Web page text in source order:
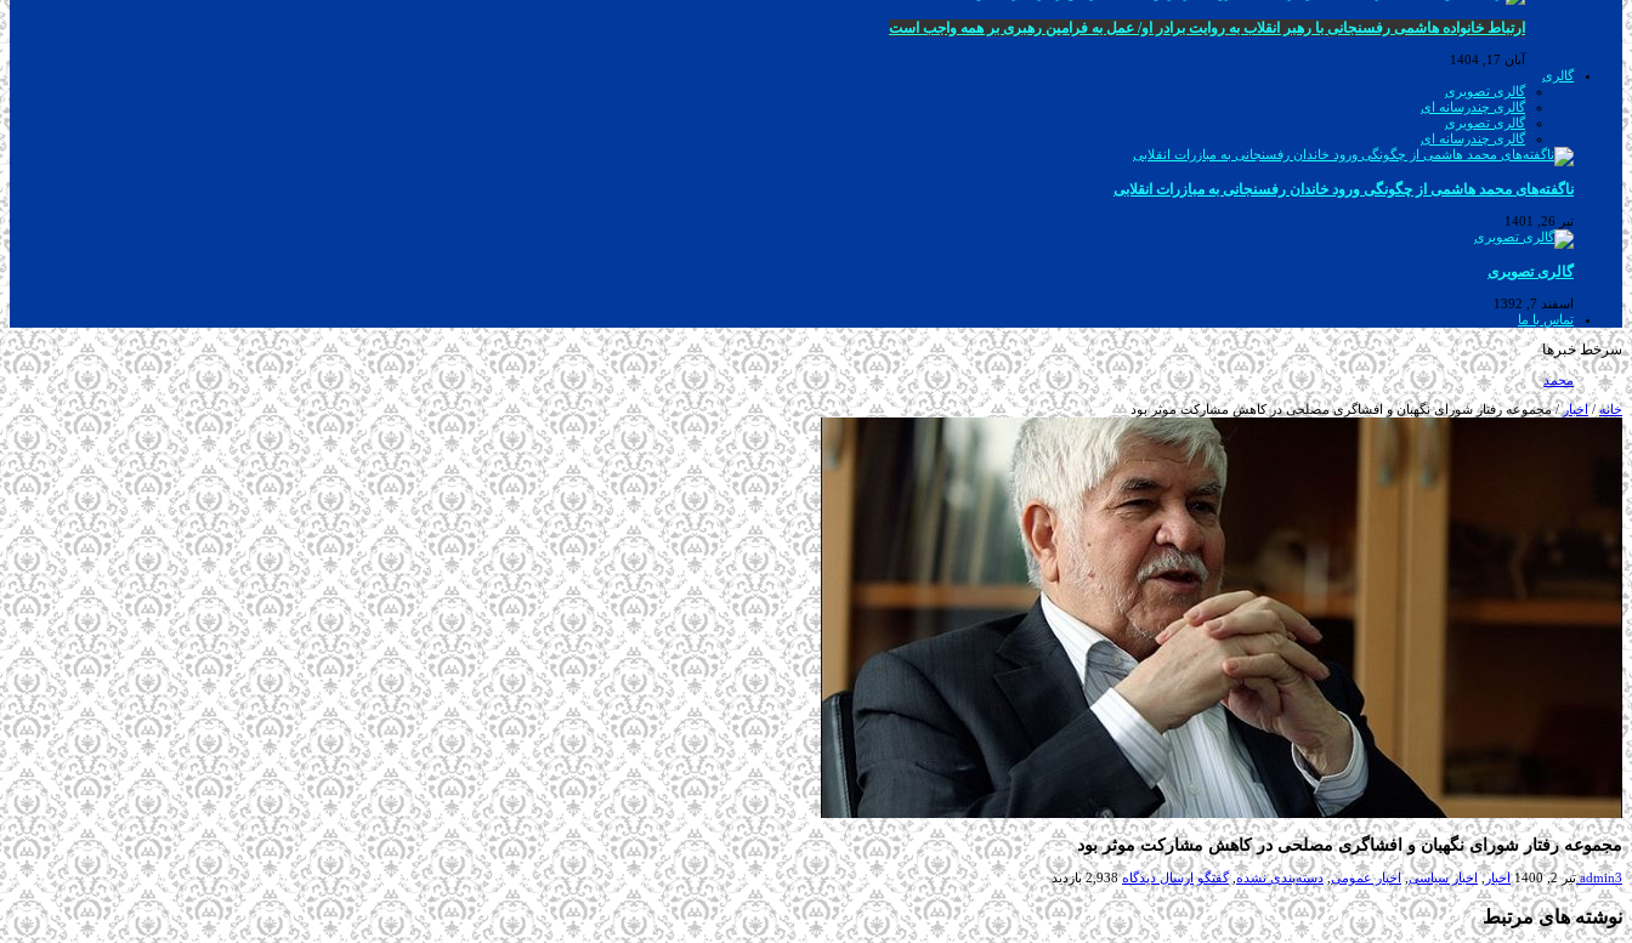
ارتباط خانواده هاشمی رفسنجانی با رهبر انقلاب به روایت برادر او/ عمل به فرامین رهبری بر همه واجب است
آبان 17, 1404
گالری
گالری تصویری
گالری چندرسانه ای
گالری تصویری
گالری چندرسانه ای
ناگفته‌های محمد هاشمی از چگونگی ورود خاندان رفسنجانی به مبازرات انقلابی
تیر 26, 1401
گالری تصویری
اسفند 7, 1392
تماس با ما
سرخط خبرها
محمد هاشمی: مواضع طیف‌های تندرو بعضا با صد
خانه / اخبار / مجموعه رفتار شورای نگهبان و افشاگری مصلحی در کاهش مشارکت موثر بود
مجموعه رفتار شورای نگهبان و افشاگری مصلحی در کاهش مشارکت موثر بود
admin3 تیر 2, 1400 اخبار,اخبار سیاسی,اخبار عمومی,دسته‌بندی نشده ,گفتگو ارسال دیدگاه 2,938 بازدید
نوشته های مرتبط